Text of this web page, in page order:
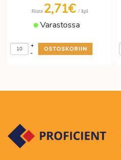
Hinta 2,71€ / kpl
Varastossa
-
+